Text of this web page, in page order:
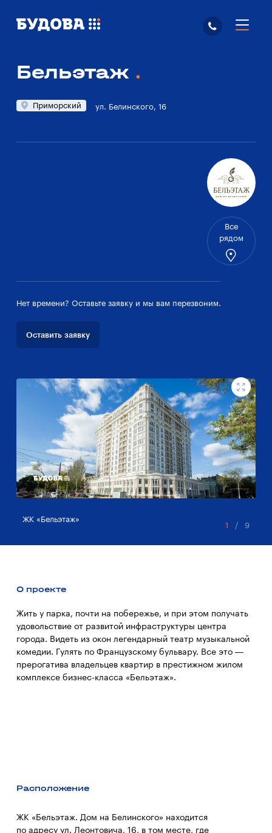
Бельэтаж
Приморский ул. Белинского, 16
Все
рядом
Нет времени? Оставьте заявку и мы вам перезвоним.
Оставить заявку
ЖК «Бельэтаж»
1 / 9
О проекте
Жить у парка, почти на побережье, и при этом получать
удовольствие от развитой инфраструктуры центра
города. Видеть из окон легендарный театр музыкальной
комедии. Гулять по Французскому бульвару. Все это —
прерогатива владельцев квартир в престижном жилом
комплексе бизнес-класса «Бельэтаж».
Расположение
ЖК «Бельэтаж. Дом на Белинского» находится
по адресу ул. Леонтовича, 16, в том месте, где